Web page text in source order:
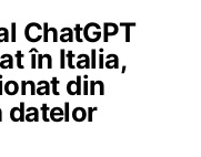
ChatGPT
în Italia,
din
datelor